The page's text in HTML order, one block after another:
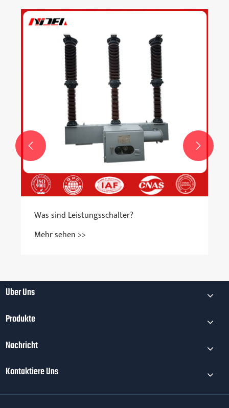
Wie schützt ein UPS Geräte vor Stromfluten?
Mehr sehen >>
 
Über Uns
Produkte
Nachricht
Kontaktiere Uns